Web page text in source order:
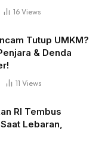
16 Views
Tutup UMKM?
& Denda
11 Views
RI Tembus
Lebaran,